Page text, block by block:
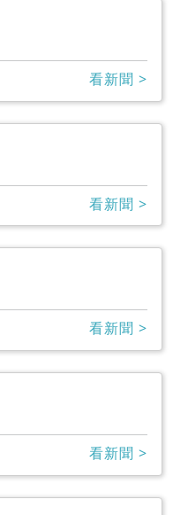
看新聞 >
看新聞 >
看新聞 >
看新聞 >